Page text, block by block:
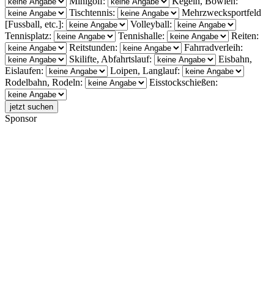
Tischtennis:
Mehrzwecksportfeld
[Fussball, etc.]:
Volleyball:
Tennisplatz:
Tennishalle:
Reiten:
Reitstunden:
Fahrradverleih:
Skilifte, Abfahrtslauf:
Eisbahn,
Eislaufen:
Loipen, Langlauf:
Rodelbahn, Rodeln:
Eisstockschießen:
Sponsor